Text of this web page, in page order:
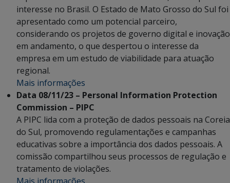
interesse no Brasil. O Estado de Mato Grosso do Sul foi
apresentado como um potencial parceiro,
considerando os projetos de governo digital e inovação
em andamento, o que despertou o interesse da
empresa em um estudo de viabilidade para atuação
regional.
Mais informações
Data 08/11/23 – Personal Information Protection
Commission – PIPC
A PIPC lida com a proteção de dados pessoais na Coreia
do Sul, promovendo regulamentações e campanhas
educativas sobre a importância dos dados pessoais. A
comissão compartilhou seus processos de regulação e
tratamento de violações.